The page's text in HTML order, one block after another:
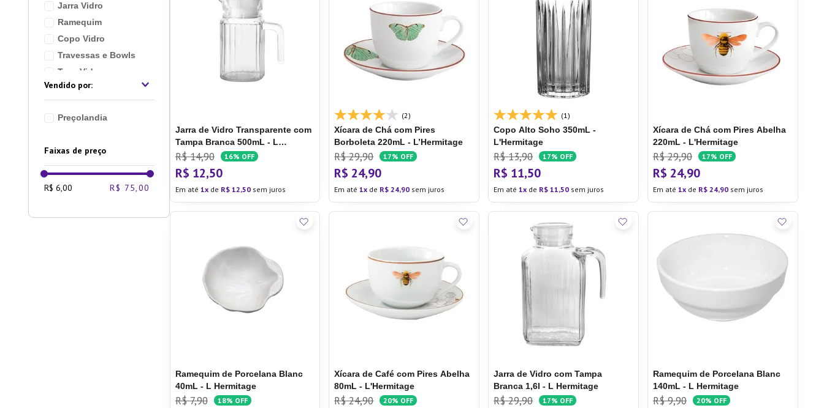
Jarra Vidro
Ramequim
Copo Vidro
Travessas e Bowls
Taça Vidro
Taça Cristal
Preçolandia
Faixas de preço
R$ 6,00 R$ 75,00
Jarra de Vidro Transparente com
Tampa Branca 500mL - L
Hermitage
R$ 14,90 16% OFF
R$ 12,50
Em até 1 de R$ 12,50sem juros
(2)
Xícara de Chá com Pires
Borboleta 220mL - L’Hermitage
R$ 29,90 17% OFF
R$ 24,90
Em até1 de R$ 24,90 sem juros
(1)
Copo Alto Soho 350mL -
L'Hermitage
R$ 13,90 17% OFF
R$ 11,50
Em até1 de R$ 11,50 sem juros
Xícara de Chá com Pires Abelha
220mL - L'Hermitage
R$ 29,90 17% OFF
R$ 24,90
Em até 1 de R$ 24,90sem juros
Ramequim de Porcelana Blanc
40mL - L Hermitage
R$ 7,90 18% OFF
Xícara de Café com Pires Abelha
80mL - L'Hermitage
R$ 24,90 20% OFF
Jarra de Vidro com Tampa
Branca 1,6l - L Hermitage
R$ 29,90 17% OFF
Ramequim de Porcelana Blanc
140mL - L Hermitage
R$ 9,90 20% OFF